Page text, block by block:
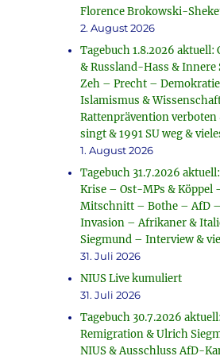
Florence Brokowski-
2. August 2026
Tagebuch 1.8.2026
& Russland-Hass & Innere
Zeh – Precht – Demokratie
Islamismus &
Rattenprävention
singt & 1991 SU weg &
1. August 2026
Tagebuch 31.7.2026
Krise – Ost-MPs & Köppel
Mitschnitt – Bothe – AfD
Invasion – Afrikaner &
Siegmund – Interview &
31. Juli 2026
NIUS Live kumuliert
31. Juli 2026
Tagebuch 30.7.2026
Remigration & Ulrich
NIUS & Ausschluss AfD-